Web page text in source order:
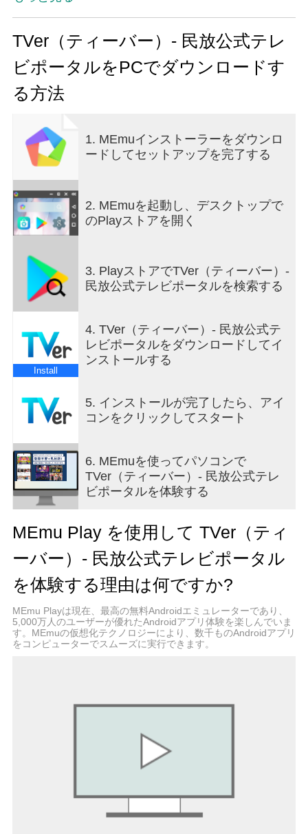
で自由に動画視聴をお楽しみください。
◎TVer(ティーバー)の特徴・機能
・全ての動画視聴が無料
・安心安全！民放テレビ局制作の公式番組コンテ
・絞り込み/フリーワード検索など見たい番組動画
をすぐに探せる便利な検索機能
・お気に入りのタレントや番組を登録できるお気
・見たい番組が見つけられるレコメンド機能
・好きな番組をSNS等でシェアする機能
・全局のHPデータを利用した正確なテレビ番組情
報を完全網羅
ュースを集約
・全国対応した番組表(地上波・BS)を搭載
・テレビで放送している番組を TVerでも同時に視
聴できるリアルタイム配信※1
・普段配信されてないスポーツ試合などをリアル
タイムで配信するスペシャルライブ※2
※1 リアルタイム配信は、すべての番組ではなく夜
帯の番組を中心に配信しております。詳細は
インターネットを利用した地上波放送の同時配信
となるため、地上波放送より遅延があります。遅
ます。また、リアルタイム配信は、テレビアプリ
（コネクテッドTV）では視聴できません。
※2 テレビアプリ（コネクテッドTV）では、対応
端末にて一部の配信コンテンツのみご視聴いただ
けます。
◎TVer(ティーバー)はこんな方におすすめ！
・ドラマが大好きで、テレビで見逃した最新話を
視聴したい
・テレビで放送中のお気に入りアニメをもう一度
・人気の芸人・タレントが出演しているお笑い番
組・バラエティを楽しみたい
・話題のドキュメンタリー番組やスポーツ特番を
・見逃し配信が見放題の動画配信サービスを利用
・地上波、BSテレビの番組表をアプリで確認した
・機能が充実していて映像が綺麗な動画視聴アプ
・地上波テレビ番組の放送をよく見逃してしまう
・映像作品が好きでビデオを普段よく借りるが、
TVer（ティーバー）- 民放公式テレ
ビポータルをPCでダウンロードす
る方法
1. MEmuインストーラーをダウンロ
ードしてセットアップを完了する
2. MEmuを起動し、デスクトップで
のPlayストアを開く
3. PlayストアでTVer（ティーバー）-
民放公式テレビポータルを検索する
Install
4. TVer（ティーバー）- 民放公式テ
レビポータルをダウンロードしてイ
ンストールする
5. インストールが完了したら、アイ
コンをクリックしてスタート
6. MEmuを使ってパソコンで
TVer（ティーバー）- 民放公式テレ
ビポータルを体験する
MEmu Play を使用して TVer（ティ
ーバー）- 民放公式テレビポータル
を体験する理由は何ですか?
MEmu Playは現在、最高の無料Androidエミュレーターであり、
5,000万人のユーザーが優れたAndroidアプリ体験を楽しんでいま
す。MEmuの仮想化テクノロジーにより、数千ものAndroidアプリ
をコンピューターでスムーズに実行できます。